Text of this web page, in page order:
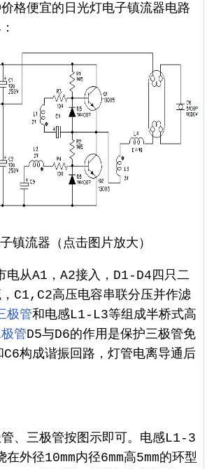
格便宜的日光灯电子镇流器电路
镇流器（点击图片放大）
电从A1，A2接入，D1-D4四只二
C1,C2高压电容串联分压并作滤
极管和电感L1-L3等组成半桥式高
管D5与D6的作用是保护三极管免
构成谐振回路，灯管电离导通后
、三极管按图示即可。电感L1-3
外径10mm内径6mm高5mm的环型